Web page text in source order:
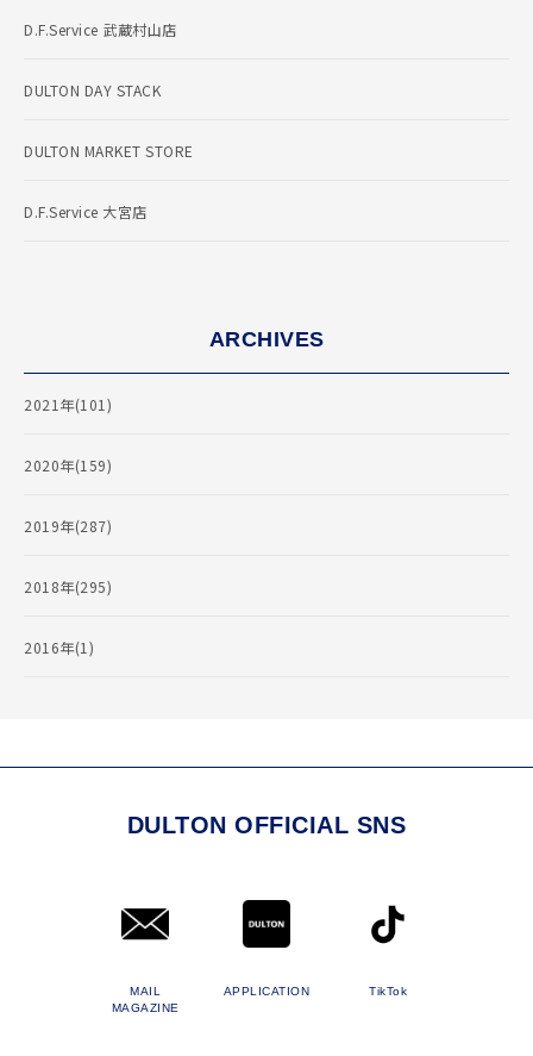
D.F.Service 武蔵村山店
DULTON DAY STACK
DULTON MARKET STORE
D.F.Service 大宮店
ARCHIVES
2021年(101)
2020年(159)
2019年(287)
2018年(295)
2016年(1)
DULTON OFFICIAL SNS
MAIL
MAGAZINE
APPLICATION TikTok